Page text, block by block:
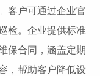
客户可通过企业官
检。企业提供标准
保合同，涵盖定期
，帮助客户降低设